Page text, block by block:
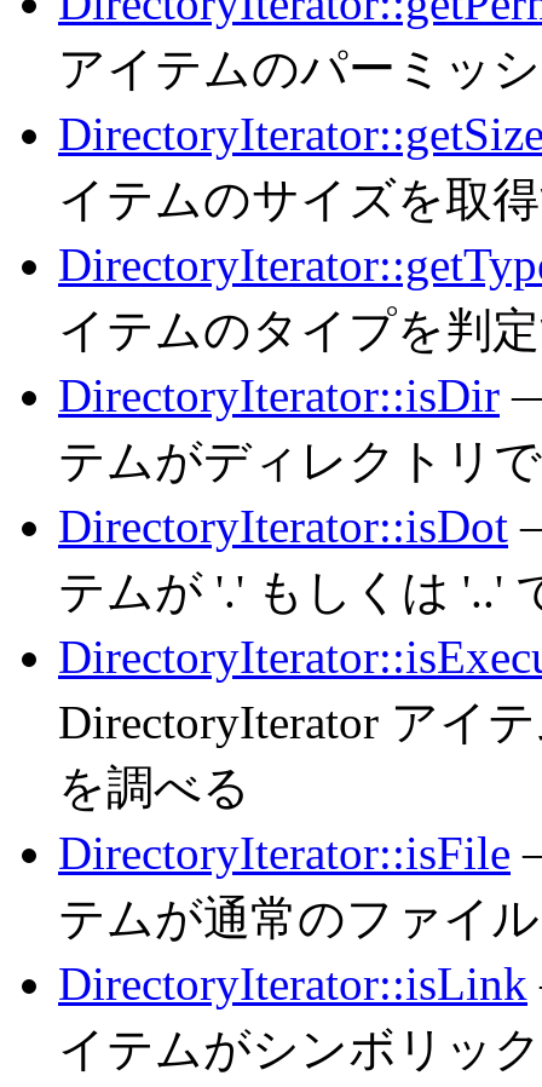
アイテムのパーミッ
イテムのサイズを取
イテムのタイプを判
DirectoryIterator::isDir
テムがディレクトリ
DirectoryIterator::isDot
テムが '.' もしくは '..'
DirectoryIterator アイ
を調べる
DirectoryIterator::isFile
テムが通常のファイ
DirectoryIterator::isLink
イテムがシンボリッ